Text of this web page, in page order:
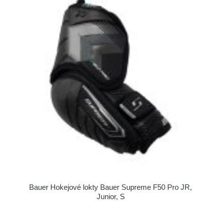
Bauer Hokejové lokty Bauer Supreme F50 Pro JR,
Junior, S